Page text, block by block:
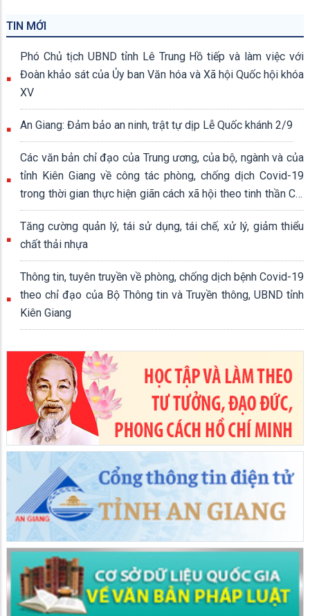
TIN MỚI
Phó Chủ tịch UBND tỉnh Lê Trung Hồ tiếp và làm việc với
Đoàn khảo sát của Ủy ban Văn hóa và Xã hội Quốc hội khóa
XV
An Giang: Đảm bảo an ninh, trật tự dịp Lễ Quốc khánh 2/9
Các văn bản chỉ đạo của Trung ương, của bộ, ngành và của
tỉnh Kiên Giang về công tác phòng, chống dịch Covid-19
trong thời gian thực hiện giãn cách xã hội theo tinh thần Chỉ
thị số 16/CT-TTg ngày 31/3/2020 của Thủ tướng Chính
phủ
Tăng cường quản lý, tái sử dụng, tái chế, xử lý, giảm thiểu
chất thải nhựa
Thông tin, tuyên truyền về phòng, chống dịch bệnh Covid-19
theo chỉ đạo của Bộ Thông tin và Truyền thông, UBND tỉnh
Kiên Giang